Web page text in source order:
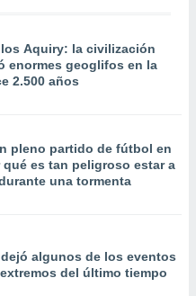
Aquiry: la civilización
enormes geoglifos en la
2.500 años
pleno partido de fútbol en
es tan peligroso estar a
una tormenta
algunos de los eventos
del último tiempo